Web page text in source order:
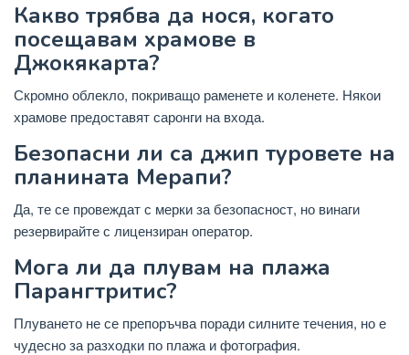
Какво трябва да нося, когато
посещавам храмове в
Джокякарта?
Скромно облекло, покриващо раменете и коленете. Някои
храмове предоставят саронги на входа.
Безопасни ли са джип туровете на
планината Мерапи?
Да, те се провеждат с мерки за безопасност, но винаги
резервирайте с лицензиран оператор.
Мога ли да плувам на плажа
Парангтритис?
Плуването не се препоръчва поради силните течения, но е
чудесно за разходки по плажа и фотография.